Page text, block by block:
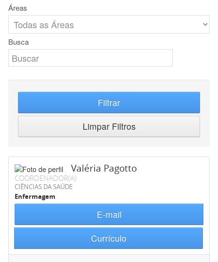
Áreas
Busca
Filtrar
Limpar Filtros
Valéria Pagotto
COORDENADOR(A)
CIÊNCIAS DA SAÚDE
Enfermagem
E-mail
Currículo